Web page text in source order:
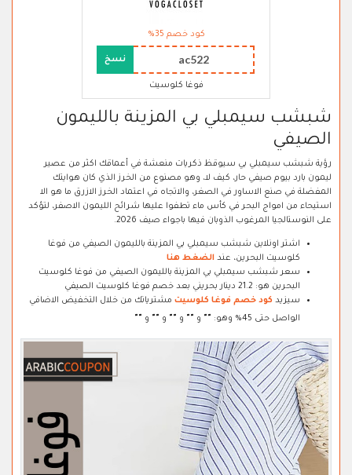
كود خصم 35%
ac522 نسخ
فوغا كلوسيت
شبشب سيمبلي بي المزينة بالليمون
الصيفي
رؤية شبشب سيمبلي بي سيوقظ ذكريات منعشة في أعماقك اكثر من عصير
ليمون بارد بيوم صيفي حار، كيف لا، وهو مصنوع من الخرز الذي كان هوايتك
المفضلة في صنع الاساور في الصغر، والاتجاه في اعتماد الخرز الازرق ما هو الا
استيحاء من امواج البحر في كأس ماء تطفوا عليها شرائح الليمون الاصفر، لتؤكد
على النوستالجيا المرغوب الذوبان فيها باجواء صيف 2026.
اشتر اونلاين شبشب سيمبلي بي المزينة بالليمون الصيفي من فوغا
كلوسيت البحرين، عند الضغط هنا
سعر شبشب سيمبلي بي المزينة بالليمون الصيفي من فوغا كلوسيت
البحرين هو: 21.2 دينار بحريني بعد خصم فوغا كلوسيت الصيفي
سيزيد كود خصم فوغا كلوسيت مشترياتك من خلال التخفيض الاضافي
الواصل حتى 45% وهو:
"
" و "
" و "
" و "
" و "
"